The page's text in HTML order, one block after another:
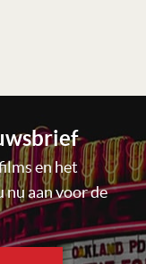
en het
aan voor de